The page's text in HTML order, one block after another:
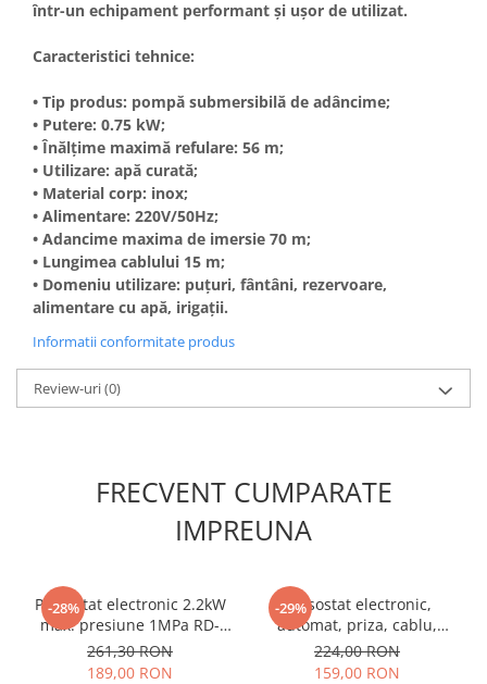
Semanatoare,Plantatoare
Suflante & Aspiratoare
Aspiratoare
Suflante Frunze
Unelte Gradinarit
Ventilatoare & Sisteme Racire
Aparate de aer conditionat
Ventilatoare
Incubatoare oua
într-un echipament performant și ușor de utilizat.
Caracteristici tehnice:
• Tip produs: pompă submersibilă de adâncime;
• Putere: 0.75 kW;
• Înălțime maximă refulare: 56 m;
• Utilizare: apă curată;
• Material corp: inox;
• Alimentare: 220V/50Hz;
• Adancime maxima de imersie 70 m;
• Lungimea cablului 15 m;
• Domeniu utilizare: puțuri, fântâni, rezervoare,
alimentare cu apă, irigații.
Informatii conformitate produs
Review-uri(0)
FRECVENT CUMPARATE
IMPREUNA
-28%
Presostat electronic 2.2kW
max. presiune 1MPa RD-
EPC02
261,30 RON
189,00 RON
-29%
Presostat electronic,
automat, priza, cablu,
manometru, 2200W, 1"tol,
RAIDER
224,00 RON
159,00 RON